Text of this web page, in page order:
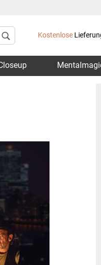
Lieferland
Kostenlose